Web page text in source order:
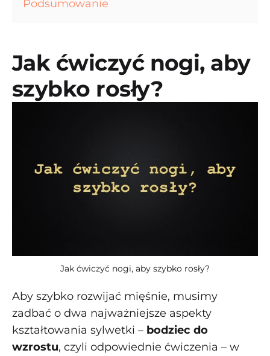
Podsumowanie
Jak ćwiczyć nogi, aby
szybko rosły?
Jak ćwiczyć nogi, aby szybko rosły?
Aby szybko rozwijać mięśnie, musimy
zadbać o dwa najważniejsze aspekty
kształtowania sylwetki – bodziec do
wzrostu, czyli odpowiednie ćwiczenia – w